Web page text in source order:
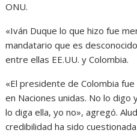
ONU.
«Iván Duque lo que hizo fue
mandatario que es
entre ellas EE.UU. y Colombia.
«El presidente de Colombia
en Naciones unidas. No lo digo
lo diga ella, yo no», agregó.
credibilidad ha sido cuestionada.